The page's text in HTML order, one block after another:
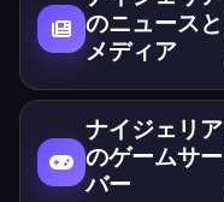
のニュースと
メディア
ナイジェリア
のゲームサー
バー